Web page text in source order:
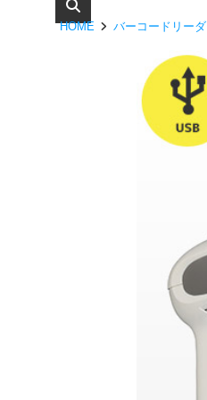
HOME バーコードリー